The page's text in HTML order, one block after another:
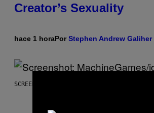
Creator’s Sexuality
hace 1 horaPorStephen Andrew Galiher
SCREENSHOT: MACHINEGAMES/ID SOFTWARE